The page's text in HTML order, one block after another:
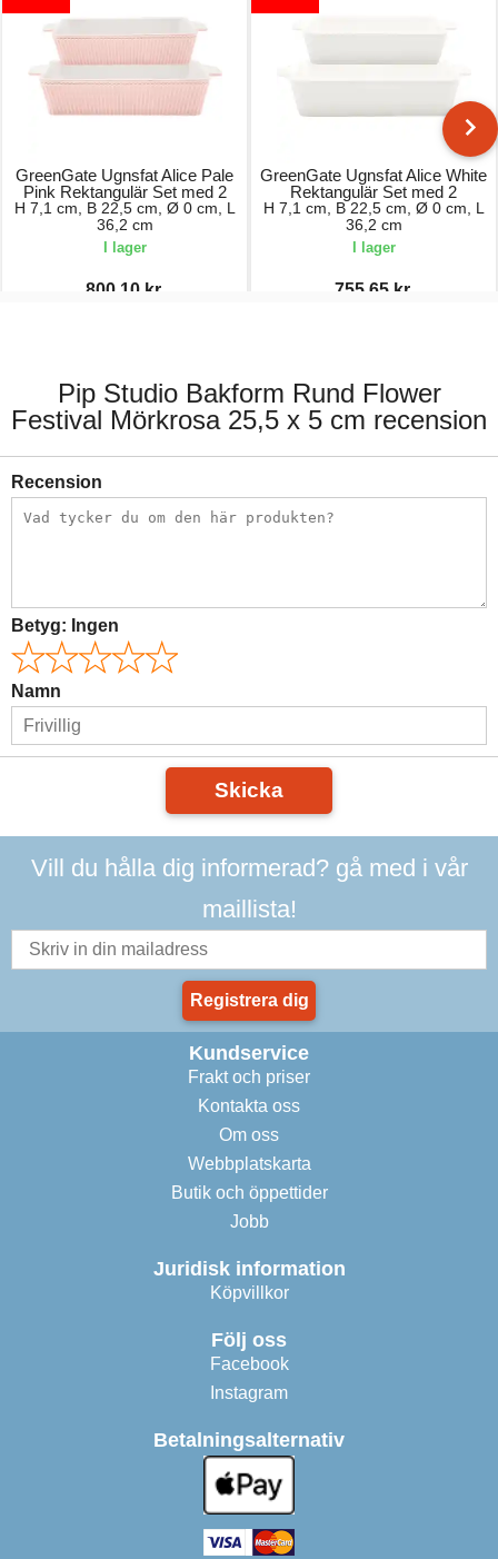
GreenGate Ugnsfat Alice Pale
Pink Rektangulär Set med 2
H 7,1 cm, B 22,5 cm, Ø 0 cm, L
36,2 cm
I lager
800,10 kr.
GreenGate Ugnsfat Alice White
Rektangulär Set med 2
H 7,1 cm, B 22,5 cm, Ø 0 cm, L
36,2 cm
I lager
755,65 kr.
Pip Studio Bakform Rund Flower
Festival Mörkrosa 25,5 x 5 cm recension
Recension
Betyg: Ingen
Namn
Skicka
Vill du hålla dig informerad? gå med i vår
maillista!
Registrera dig
Kundservice
Frakt och priser
Kontakta oss
Om oss
Webbplatskarta
Butik och öppettider
Jobb
Juridisk information
Köpvillkor
Följ oss
Facebook
Instagram
Betalningsalternativ